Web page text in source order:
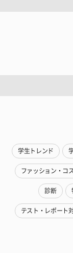
学生トレンド
ファッション・コ
診断
テスト・レポート